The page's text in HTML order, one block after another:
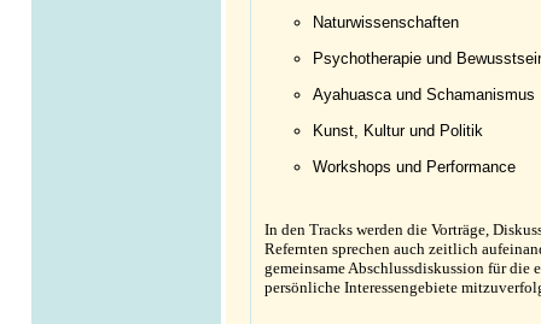
Naturwissenschaften
Psychotherapie und
Ayahuasca und Schamanismus
Kunst, Kultur und Politik
Workshops und Performance
In den Tracks werden die Vorträge,
Refernten sprechen auch zeitlich
gemeinsame Abschlussdiskussion für
persönliche Interessengebiete